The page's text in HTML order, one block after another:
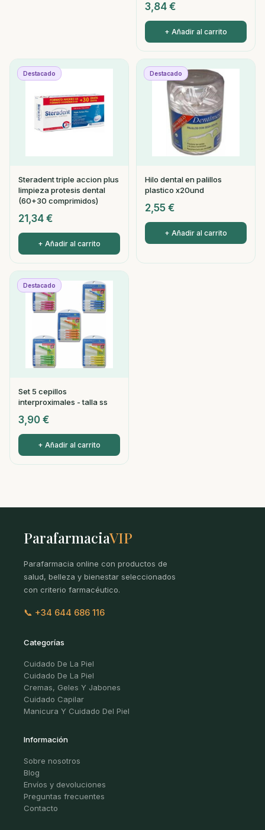
3,84 €
+ Añadir al carrito
Destacado
Steradent triple accion plus
limpieza protesis dental
(60+30 comprimidos)
21,34 €
+ Añadir al carrito
Destacado
Hilo dental en palillos
plastico x20und
2,55 €
+ Añadir al carrito
Destacado
Set 5 cepillos
interproximales - talla ss
3,90 €
+ Añadir al carrito
ParafarmaciaVIP
Parafarmacia online con productos de
salud, belleza y bienestar seleccionados
con criterio farmacéutico.
📞 +34 644 686 116
Categorías
Cuidado De La Piel
Cuidado De La Piel
Cremas, Geles Y Jabones
Cuidado Capilar
Manicura Y Cuidado Del Piel
Información
Sobre nosotros
Blog
Envíos y devoluciones
Preguntas frecuentes
Contacto